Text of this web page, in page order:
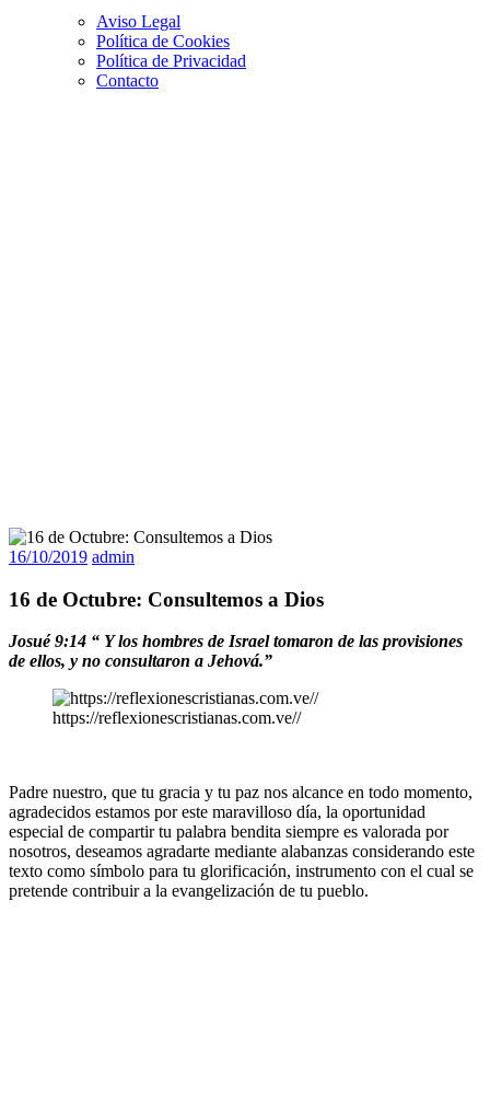
Aviso Legal
Política de Cookies
Política de Privacidad
Contacto
16/10/2019 admin
16 de Octubre: Consultemos a Dios
Josué 9:14 “ Y los hombres de Israel tomaron de las provisiones
de ellos, y no consultaron a Jehová.”
https://reflexionescristianas.com.ve//
Padre nuestro, que tu gracia y tu paz nos alcance en todo momento,
agradecidos estamos por este maravilloso día, la oportunidad
especial de compartir tu palabra bendita siempre es valorada por
nosotros, deseamos agradarte mediante alabanzas considerando este
texto como símbolo para tu glorificación, instrumento con el cual se
pretende contribuir a la evangelización de tu pueblo.